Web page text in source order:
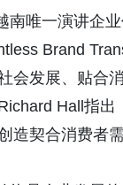
南唯一演讲企
Brand
会发展、贴合
Hall指
造契合消费者